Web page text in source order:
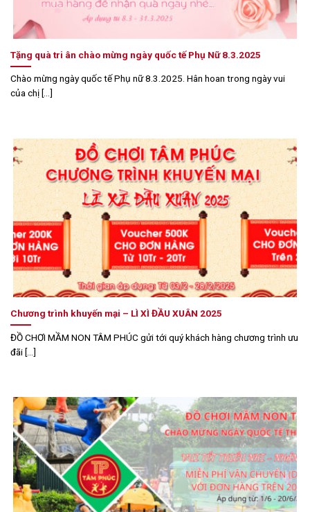
Tặng quà tri ân chào mừng ngày quốc tế Phụ Nữ 8.3.2025
Chào mừng ngày quốc tế Phụ nữ 8.3.2025. Hân hoan trong ngày vui
của chị [...]
Chương trình khuyến mại – LÌ XÌ ĐẦU XUÂN 2025
ĐỒ CHƠI MẦM NON TÂM PHÚC gửi tới quý khách hàng chương trình ưu
đãi [...]